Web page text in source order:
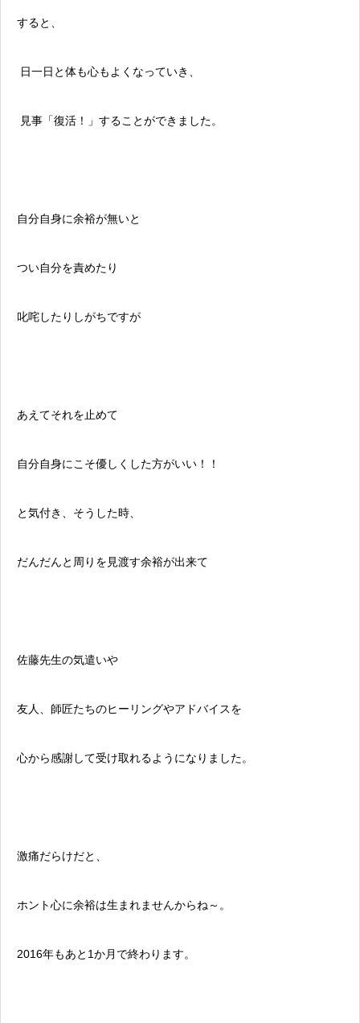
すると、
日一日と体も心もよくなっていき、
見事「復活！」することができました。
自分自身に余裕が無いと
つい自分を責めたり
叱咤したりしがちですが
あえてそれを止めて
自分自身にこそ優しくした方がいい！！
と気付き、そうした時、
だんだんと周りを見渡す余裕が出来て
佐藤先生の気遣いや
友人、師匠たちのヒーリングやアドバイスを
心から感謝して受け取れるようになりました。
激痛だらけだと、
ホント心に余裕は生まれませんからね～。
2016年もあと1か月で終わります。